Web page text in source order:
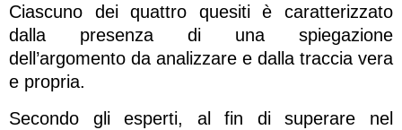
Ciascuno dei quattro quesiti è caratterizzato
dalla presenza di una spiegazione
dell’argomento da analizzare e dalla traccia vera
e propria.
Secondo gli esperti, al fin di superare nel